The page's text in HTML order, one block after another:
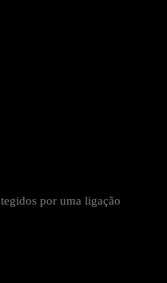
por uma ligação